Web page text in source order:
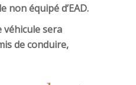
non équipé d’EAD.
véhicule sera
de conduire,